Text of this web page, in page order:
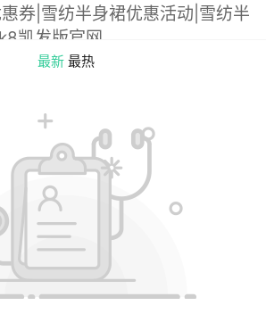
券|雪纺半身裙优惠活动|雪纺半
凯发版官网
最新 最热